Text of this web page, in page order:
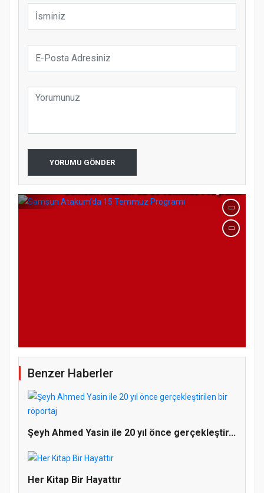
YORUMU GÖNDER
Samsun Atakum’da Ayasofya Camii
Etkinliği
Türkiye’de insanlar dinle bağlarını
Benzer Haberler
Şeyh Ahmed Yasin ile 20 yıl önce gerçekleştir...
Her Kitap Bir Hayattır